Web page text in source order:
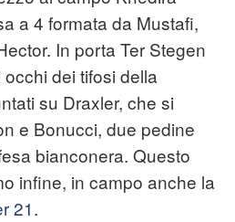
a 4 formata da Mustafi,
In porta Ter Stegen
dei tifosi della
su Draxler, che si
e Bonucci, due pedine
bianconera. Questo
infine, in campo anche la
21.